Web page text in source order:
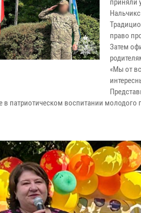
приняли
право
Затем
«Мы от
в патриотическом воспитании молодого